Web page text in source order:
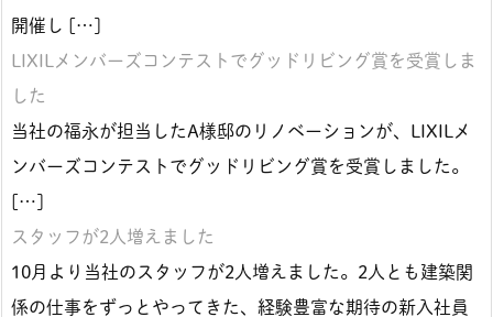
開催し […]
LIXILメンバーズコンテストでグッドリビング賞を受賞しま
した
当社の福永が担当したA様邸のリノベーションが、LIXILメ
ンバーズコンテストでグッドリビング賞を受賞しました。
[…]
スタッフが2人増えました
10月より当社のスタッフが2人増えました。2人とも建築関
係の仕事をずっとやってきた、経験豊富な期待の新入社員